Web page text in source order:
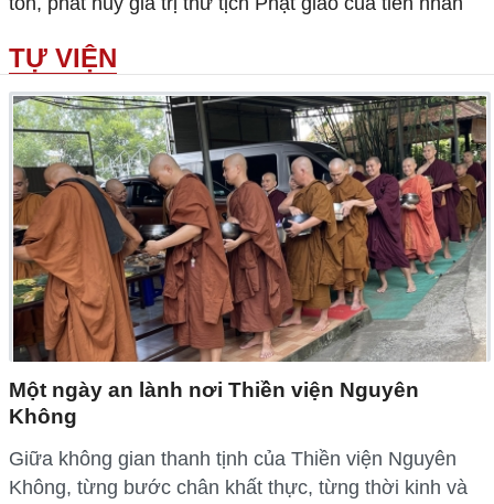
TỰ VIỆN
Một ngày an lành nơi Thiền viện Nguyên
Không
Giữa không gian thanh tịnh của Thiền viện Nguyên
Không, từng bước chân khất thực, từng thời kinh và